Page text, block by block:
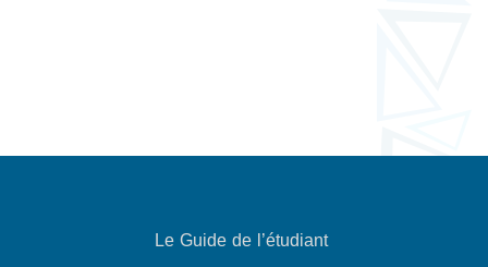
Le Guide de l’étudiant